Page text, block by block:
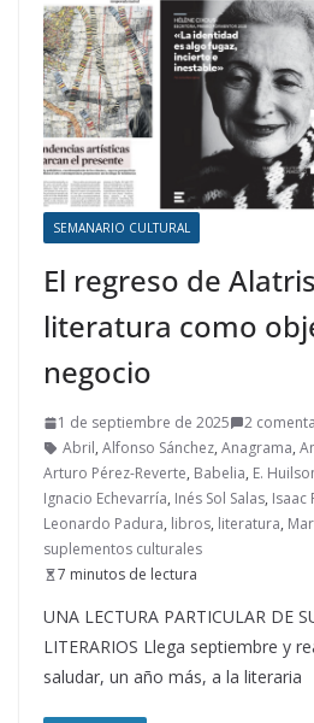
SEMANARIO CULTURAL
El regreso de
literatura como
negocio
1 de septiembre de 2025
2
Abril, Alfonso Sánchez, Anagrama,
Arturo Pérez-Reverte, Babelia, E.
Ignacio Echevarría, Inés Sol Salas, Isaac
Leonardo Padura, libros, literatura,
suplementos culturales
7 minutos de lectura
UNA LECTURA PARTICULAR DE
LITERARIOS Llega septiembre y
saludar, un año más, a la literaria